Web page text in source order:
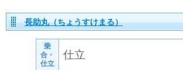
長助丸（ちょうすけまる）
乗
合・
仕立
仕立